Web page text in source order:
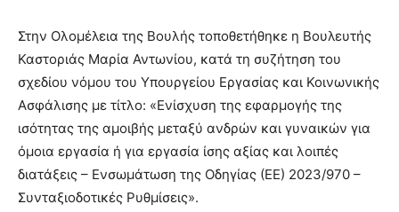
Στην Ολομέλεια της Βουλής τοποθετήθηκε η Βουλευτής
Καστοριάς Μαρία Αντωνίου, κατά τη συζήτηση του
σχεδίου νόμου του Υπουργείου Εργασίας και Κοινωνικής
Ασφάλισης με τίτλο: «Ενίσχυση της εφαρμογής της
ισότητας της αμοιβής μεταξύ ανδρών και γυναικών για
όμοια εργασία ή για εργασία ίσης αξίας και λοιπές
διατάξεις – Ενσωμάτωση της Οδηγίας (ΕΕ) 2023/970 –
Συνταξιοδοτικές Ρυθμίσεις».